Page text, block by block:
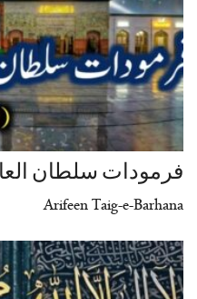
Arifeen Taig-e-Barhana